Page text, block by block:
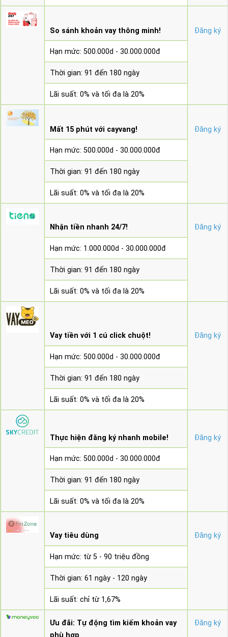
So sánh khoản vay thông minh! Đăng ký
Hạn mức: 500.000d - 30.000.000đ
Thời gian: 91 đến 180 ngày
Lãi suất: 0% và tối đa là 20%
Mất 15 phút với cayvang! Đăng ký
Hạn mức: 500.000d - 30.000.000đ
Thời gian: 91 đến 180 ngày
Lãi suất: 0% và tối đa là 20%
Nhận tiền nhanh 24/7! Đăng ký
Hạn mức: 1.000.000d - 30.000.000đ
Thời gian: 91 đến 180 ngày
Lãi suất: 0% và tối đa là 20%
Vay tiền với 1 cú click chuột! Đăng ký
Hạn mức: 500.000d - 30.000.000đ
Thời gian: 91 đến 180 ngày
Lãi suất: 0% và tối đa là 20%
Thực hiện đăng ký nhanh mobile! Đăng ký
Hạn mức: 500.000d - 30.000.000đ
Thời gian: 91 đến 180 ngày
Lãi suất: 0% và tối đa là 20%
Vay tiêu dùng Đăng ký
Hạn mức: từ 5 - 90 triệu đồng
Thời gian: 61 ngày - 120 ngày
Lãi suất: chỉ từ 1,67%
Ưu đãi: Tự động tìm kiếm khoản vay
phù hợp
Đăng ký